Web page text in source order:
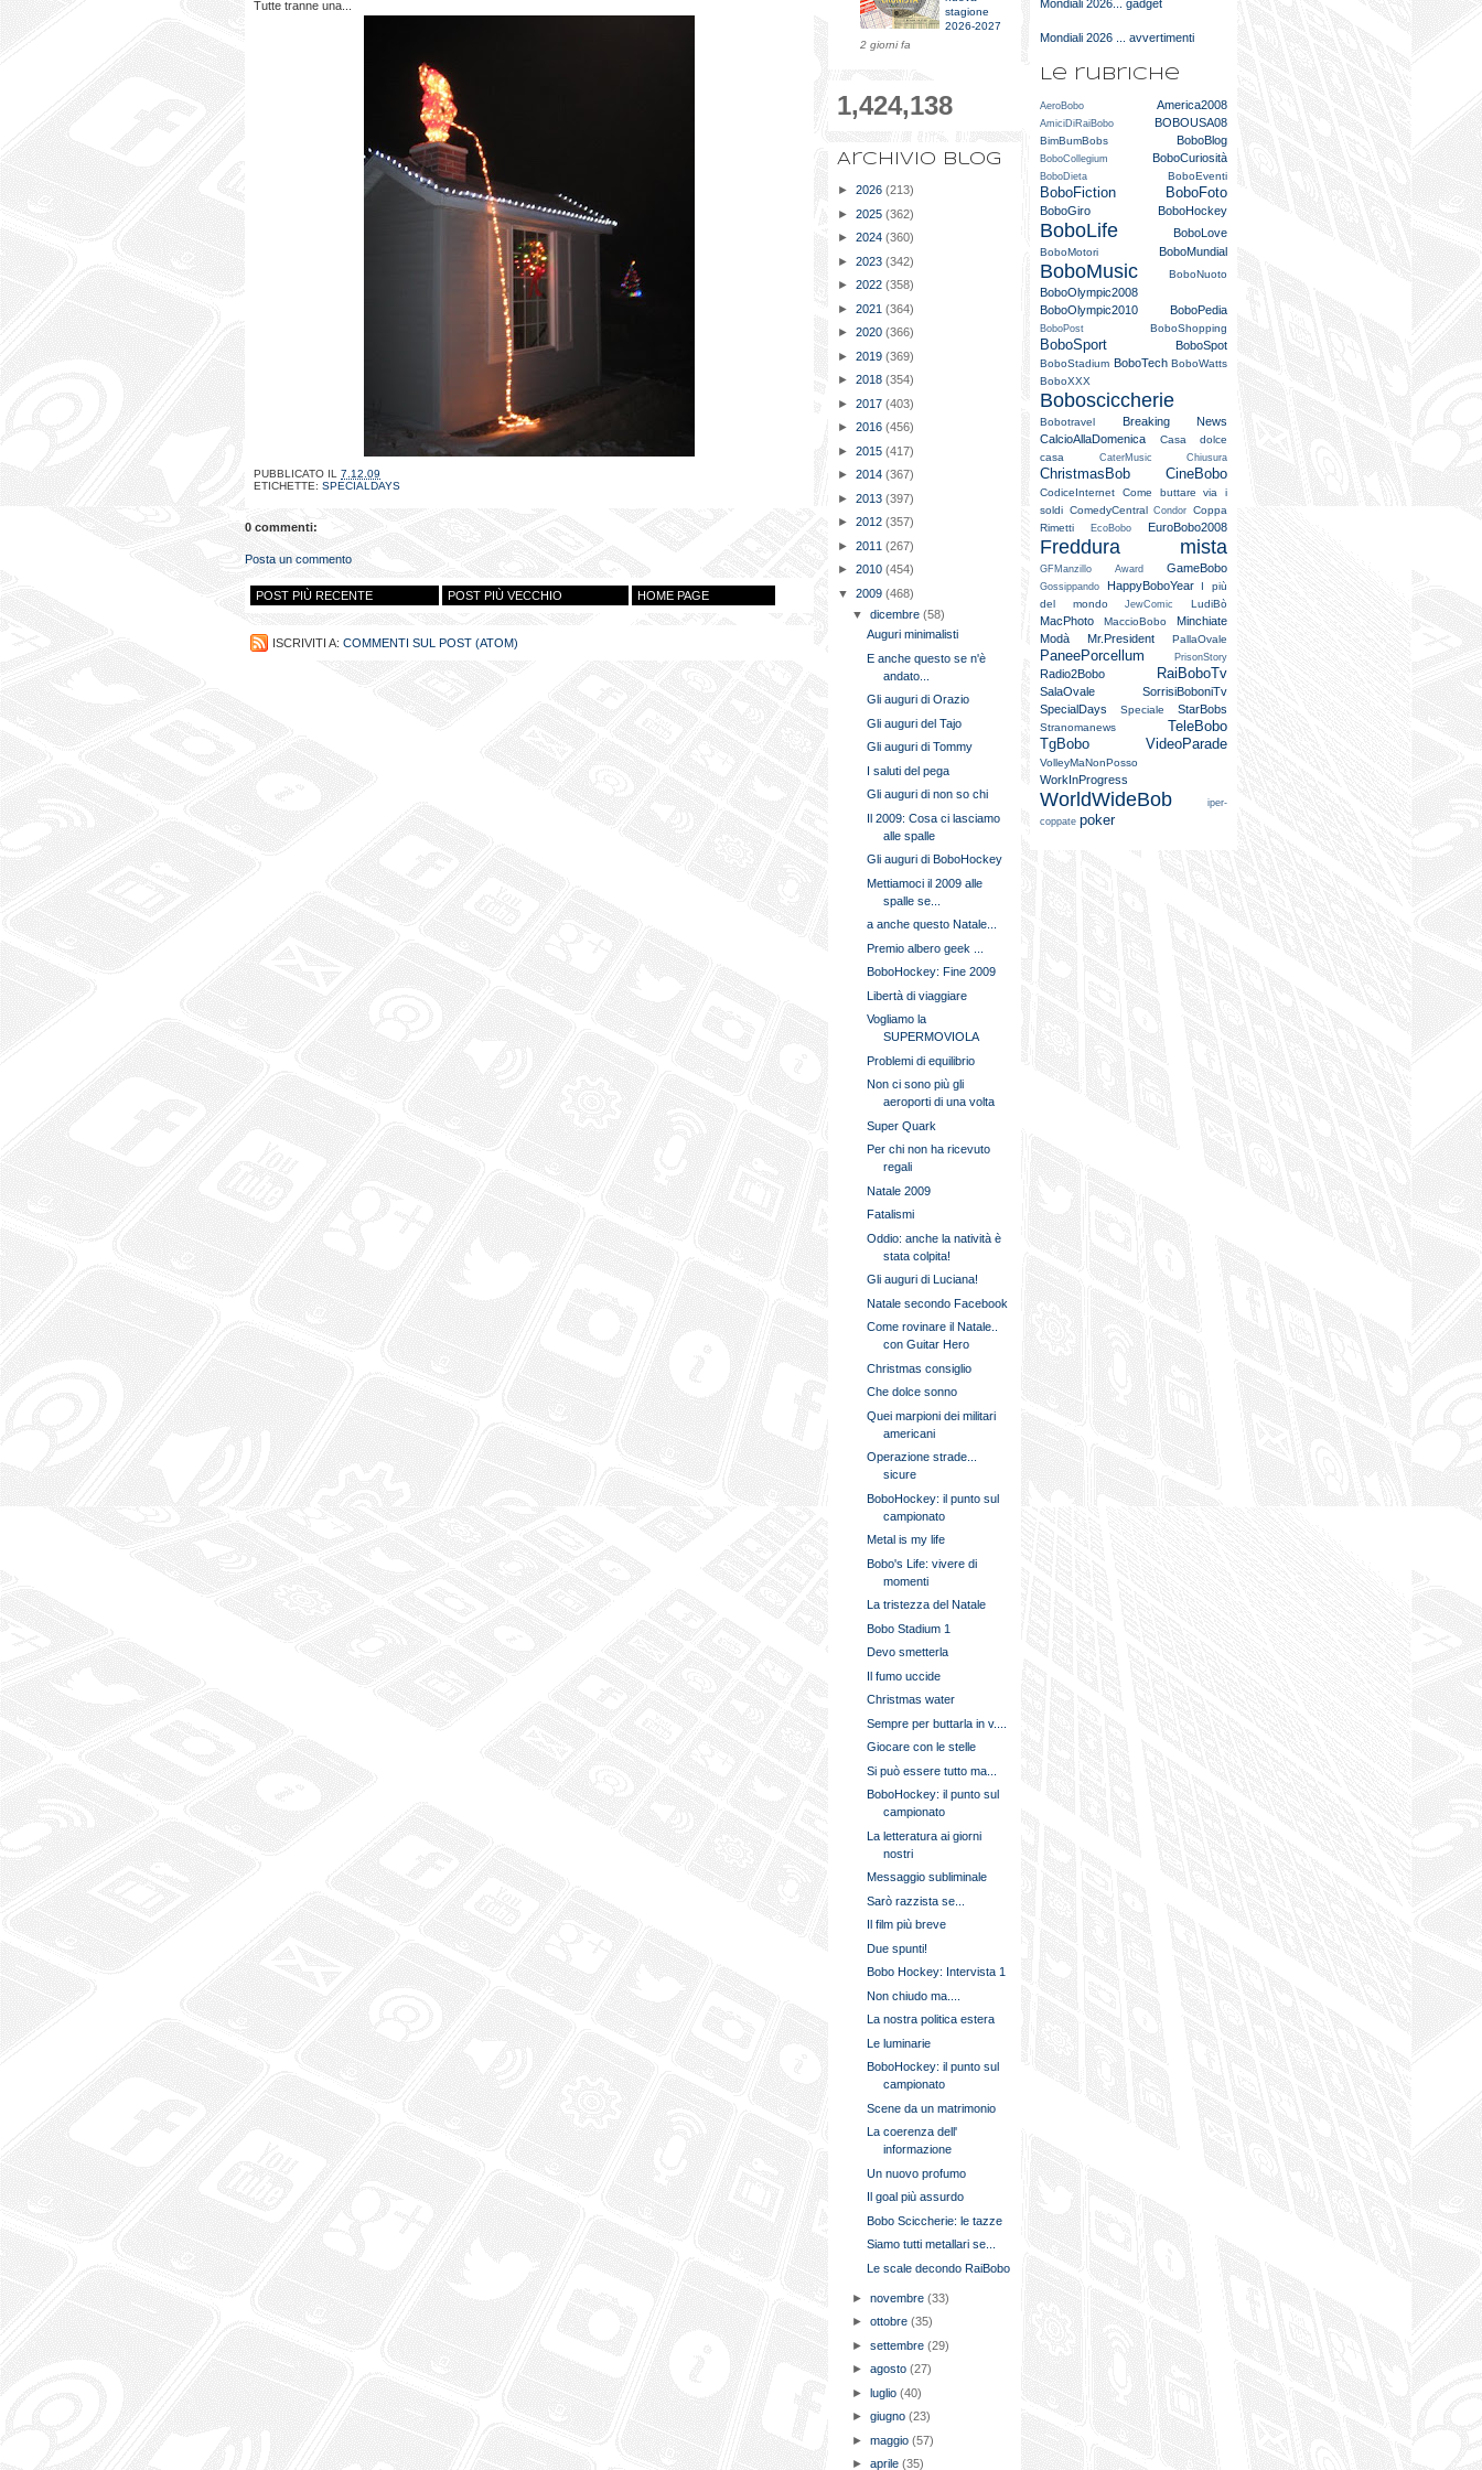
Tutte tranne una...
PUBBLICATO IL 7.12.09
ETICHETTE: SPECIALDAYS
0 commenti:
Posta un commento
POST PIÙ RECENTE POST PIÙ VECCHIO HOME PAGE
ISCRIVITI A: COMMENTI SUL POST (ATOM)
stagione
2026-2027
2 giorni fa
1,424,138
Archivio blog
► 2026 (213)
► 2025 (362)
► 2024 (360)
► 2023 (342)
► 2022 (358)
► 2021 (364)
► 2020 (366)
► 2019 (369)
► 2018 (354)
► 2017 (403)
► 2016 (456)
► 2015 (417)
► 2014 (367)
► 2013 (397)
► 2012 (357)
► 2011 (267)
► 2010 (454)
▼ 2009 (468)
▼dicembre(58)
Auguri minimalisti
E anche questo se n'è
andato...
Gli auguri di Orazio
Gli auguri del Tajo
Gli auguri di Tommy
I saluti del pega
Gli auguri di non so chi
Il 2009: Cosa ci lasciamo
alle spalle
Gli auguri di BoboHockey
Mettiamoci il 2009 alle
spalle se...
a anche questo Natale...
Premio albero geek ...
BoboHockey: Fine 2009
Libertà di viaggiare
Vogliamo la
SUPERMOVIOLA
Problemi di equilibrio
Non ci sono più gli
aeroporti di una volta
Super Quark
Per chi non ha ricevuto
regali
Natale 2009
Fatalismi
Oddio: anche la natività è
stata colpita!
Gli auguri di Luciana!
Natale secondo Facebook
Come rovinare il Natale..
con Guitar Hero
Christmas consiglio
Che dolce sonno
Quei marpioni dei militari
americani
Operazione strade...
sicure
BoboHockey: il punto sul
campionato
Metal is my life
Bobo's Life: vivere di
momenti
La tristezza del Natale
Bobo Stadium 1
Devo smetterla
Il fumo uccide
Christmas water
Sempre per buttarla in v....
Giocare con le stelle
Si può essere tutto ma...
BoboHockey: il punto sul
campionato
La letteratura ai giorni
nostri
Messaggio subliminale
Sarò razzista se...
Il film più breve
Due spunti!
Bobo Hockey: Intervista 1
Non chiudo ma....
La nostra politica estera
Le luminarie
BoboHockey: il punto sul
campionato
Scene da un matrimonio
La coerenza dell'
informazione
Un nuovo profumo
Il goal più assurdo
Bobo Sciccherie: le tazze
Siamo tutti metallari se...
Le scale decondo RaiBobo
►novembre(33)
►ottobre(35)
►settembre(29)
►agosto(27)
►luglio(40)
►giugno(23)
►maggio(57)
►aprile(35)
Mondiali 2026... gadget
Mondiali 2026 ... avvertimenti
Le rubriche
AeroBobo America2008
AmiciDiRaiBobo BOBOUSA08
BimBumBobs BoboBlog
BoboCollegium BoboCuriosità
BoboDieta BoboEventi
BoboFiction BoboFoto
BoboGiro BoboHockey
BoboLife BoboLove
BoboMotori BoboMundial
BoboMusic BoboNuoto
BoboOlympic2008
BoboOlympic2010
BoboPedia
BoboPost BoboShopping
BoboSport BoboSpot
BoboStadium BoboTech BoboWatts
BoboXXX
Bobosciccherie
Bobotravel
Breaking News
CalcioAllaDomenica
Casa dolce
casa
CaterMusic Chiusura
ChristmasBob CineBobo
CodiceInternet
Come buttare via i
soldi ComedyCentral Condor
Coppa
Rimetti
EcoBobo EuroBobo2008
Freddura mista
GFManzillo Award GameBobo
Gossippando HappyBoboYear
I più
del mondo
JewComic LudiBò
MacPhoto MaccioBobo
Minchiate
Modà
Mr.President PallaOvale
PaneePorcellum PrisonStory
Radio2Bobo RaiBoboTv
SalaOvale
SorrisiBoboniTv
SpecialDays
Speciale StarBobs
Stranomanews
TeleBobo
TgBobo
VideoParade
VolleyMaNonPosso
WorkInProgress
WorldWideBob
iper-
coppate poker